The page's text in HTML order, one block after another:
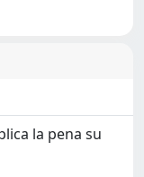
la pena su